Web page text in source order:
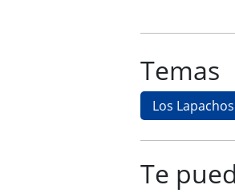
Temas
Los Lapachos
Te